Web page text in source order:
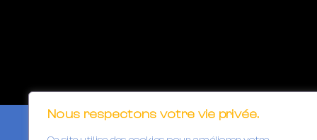
Nous respectons votre vie privée.